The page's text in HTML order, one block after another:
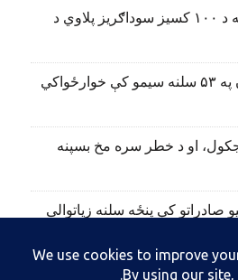
افغانستان ترکمنستان ته د ۱۰۰ کسیز سوداګریز پلاوي د
نوې ارزونه: د افغانستان په ۵۳ سلنه سیمو کې خوارځواکي
او د خطر سره مخ بسپنه
صادراتو کې پنځه سلنه زیاتوالی